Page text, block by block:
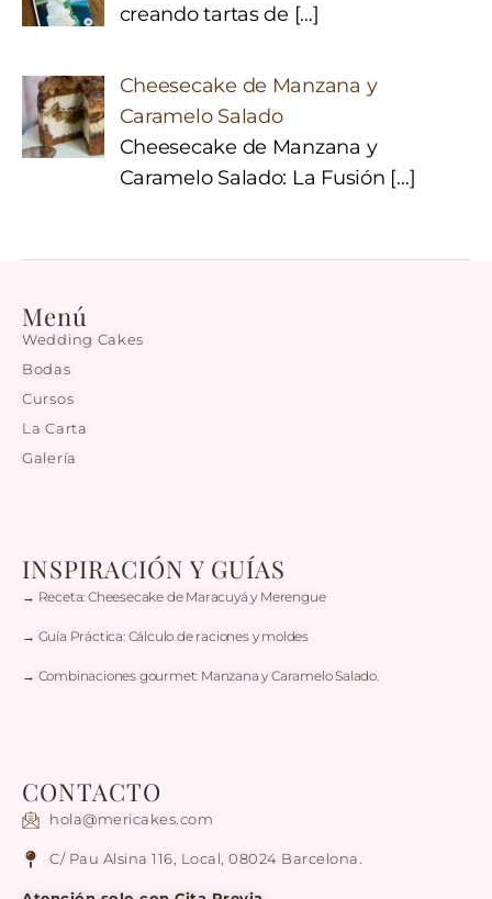
creando tartas de […]
Cheesecake de Manzana y
Caramelo Salado
Cheesecake de Manzana y
Caramelo Salado: La Fusión […]
Menú
Wedding Cakes
Bodas
Cursos
La Carta
Galería
INSPIRACIÓN Y GUÍAS
→ Receta: Cheesecake de Maracuyá y Merengue
→ Guía Práctica: Cálculo de raciones y moldes
→ Combinaciones gourmet: Manzana y Caramelo Salado.
CONTACTO
hola@mericakes.com
C/ Pau Alsina 116, Local, 08024 Barcelona.